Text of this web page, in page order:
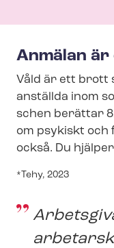
Anmälan
Våld är ett brott
anställda inom
schen berättar
om psykiskt och
också. Du
*Tehy, 2023